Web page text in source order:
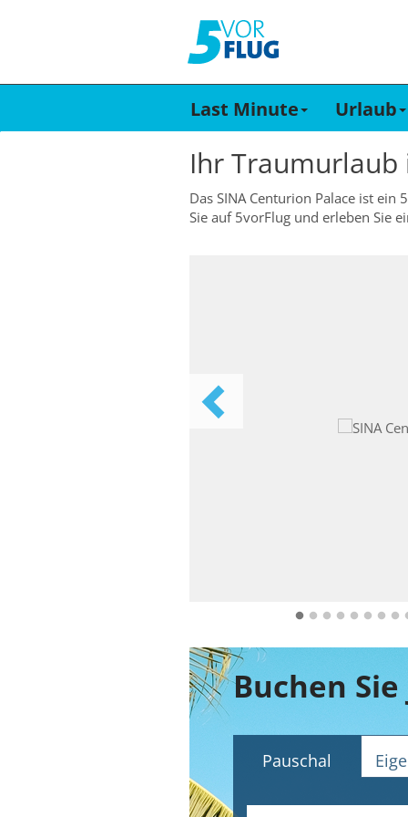
Last Minute Urlaub
Ihr
Das SINA Centurion Palace ist
Sie auf 5vorFlug und erleben Sie
Pauschal